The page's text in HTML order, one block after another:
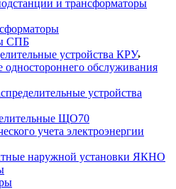
и трансформаторы
СПБ
устройства КРУ
обслуживания
устройства
ЩО70
учета электроэнергии
наружной установки ЯКНО